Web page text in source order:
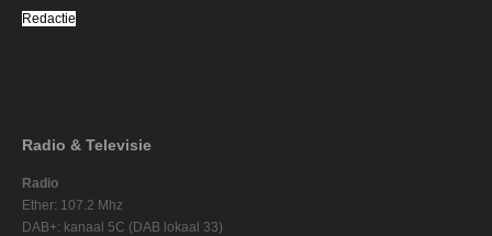
Redactie
Radio & Televisie
Radio
Ether: 107.2 Mhz
DAB+: kanaal 5C (DAB lokaal 33)